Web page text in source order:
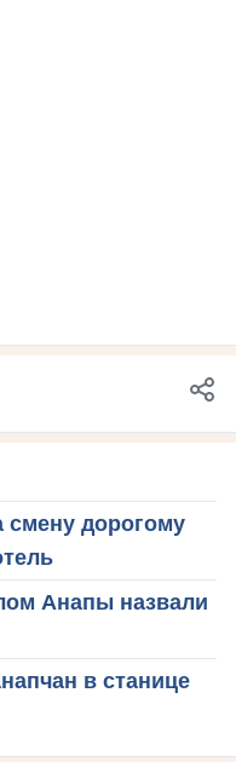
смену дорогому
Анапы назвали
в станице